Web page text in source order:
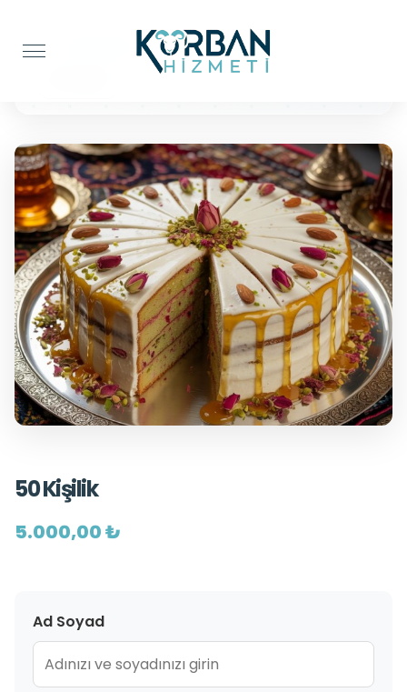
Pasta İkramı
50 Kişilik
5.000,00 ₺
Ad Soyad